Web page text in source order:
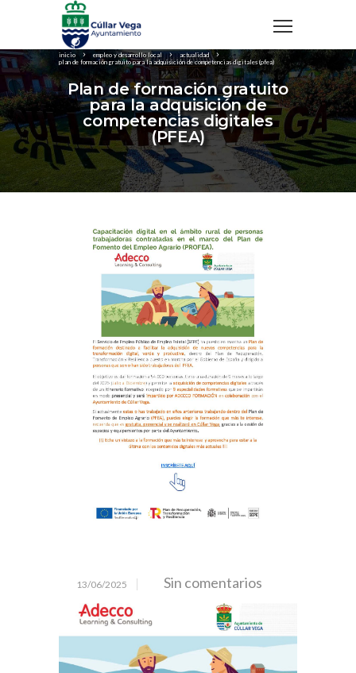
inicio empleo y desarrollo local
actualidad
plan de formación gratuito para la adquisición de competencias digitales (pfea)
Plan de formación gratuito
para la adquisición de
competencias digitales
(PFEA)
13/06/2025 Sin comentarios